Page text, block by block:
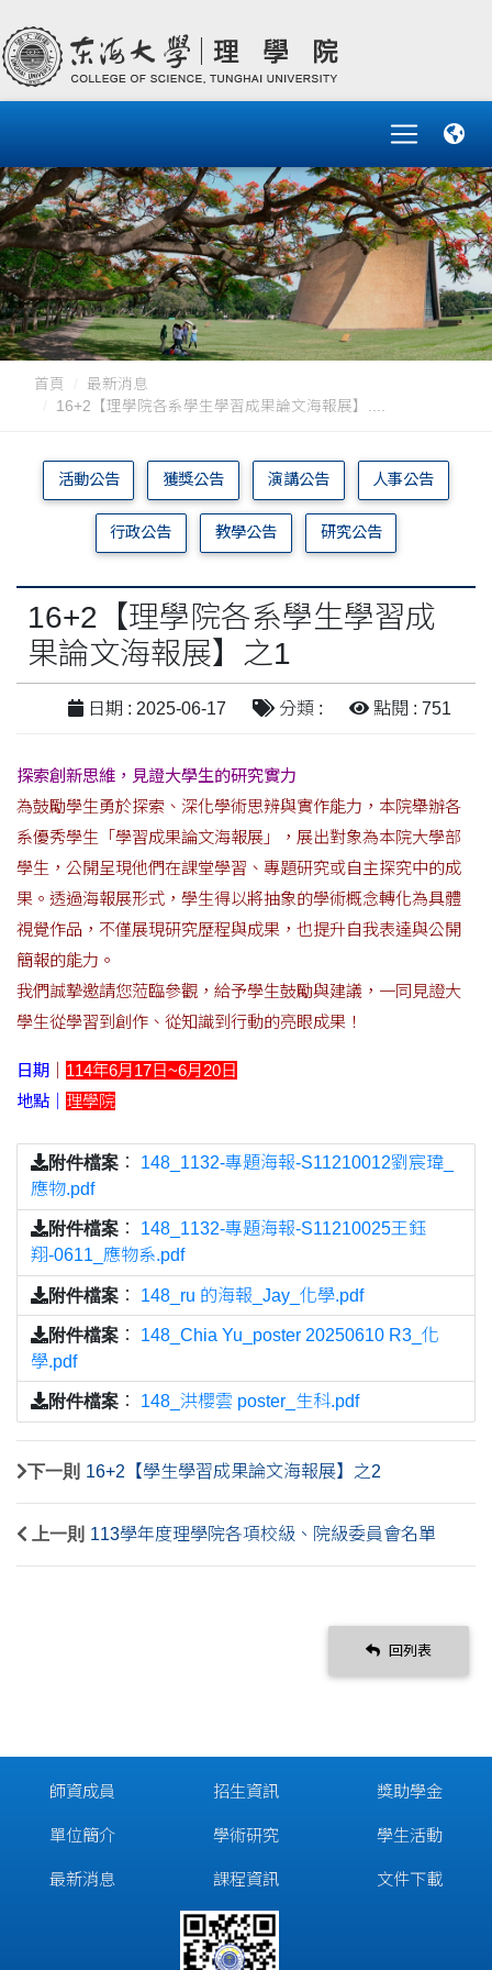
首頁
最新消息
16+2【理學院各系學生學習成果論文海報展】....
活動公告 獲獎公告 演講公告 人事公告
行政公告 教學公告 研究公告
16+2【理學院各系學生學習成
果論文海報展】之1
日期 : 2025-06-17 分類 : 點閱 : 751
探索創新思維，見證大學生的研究實力
為鼓勵學生勇於探索、深化學術思辨與實作能力，本院舉辦各
系優秀學生「學習成果論文海報展」，展出對象為本院大學部
學生，公開呈現他們在課堂學習、專題研究或自主探究中的成
果。透過海報展形式，學生得以將抽象的學術概念轉化為具體
視覺作品，不僅展現研究歷程與成果，也提升自我表達與公開
簡報的能力。
我們誠摯邀請您蒞臨參觀，給予學生鼓勵與建議，一同見證大
學生從學習到創作、從知識到行動的亮眼成果！
日期
114年6月17日~6月20日
地點｜ 理學院
附件檔案 ： 148_1132-專題海報-S11210012劉宸瑋_
應物.pdf
附件檔案 ： 148_1132-專題海報-S11210025王鈺
翔-0611_應物系.pdf
附件檔案 ： 148_ru 的海報_Jay_化學.pdf
附件檔案 ： 148_Chia Yu_poster 20250610 R3_化
學.pdf
附件檔案 ： 148_洪櫻雲 poster_生科.pdf
下一則 16+2【學生學習成果論文海報展】之2
上一則 113學年度理學院各項校級、院級委員會名單
回列表
師資成員
單位簡介
最新消息
招生資訊
學術研究
課程資訊
獎助學金
學生活動
文件下載